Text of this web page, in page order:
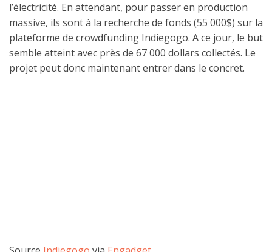
l’électricité. En attendant, pour passer en production
massive, ils sont à la recherche de fonds (55 000$) sur la
plateforme de crowdfunding Indiegogo. A ce jour, le but
semble atteint avec près de 67 000 dollars collectés. Le
projet peut donc maintenant entrer dans le concret.